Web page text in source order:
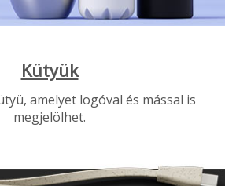
Kütyük
amelyet logóval és mással is
megjelölhet.